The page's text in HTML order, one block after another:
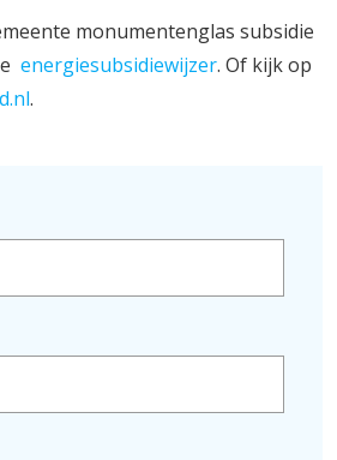
monumentenglas subsidie
energiesubsidiewijzer. Of kijk op
.